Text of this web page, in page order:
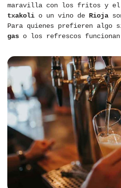
maravilla con los fritos y el
txakoli o un vino de Rioja
Para quienes prefieren algo
gas o los refrescos